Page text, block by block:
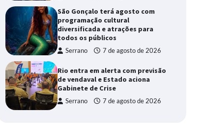
São Gonçalo terá agosto com
programação cultural
diversificada e atrações para
todos os públicos
Serrano 7 de agosto de 2026
Rio entra em alerta com previsão
de vendaval e Estado aciona
Gabinete de Crise
Serrano 7 de agosto de 2026